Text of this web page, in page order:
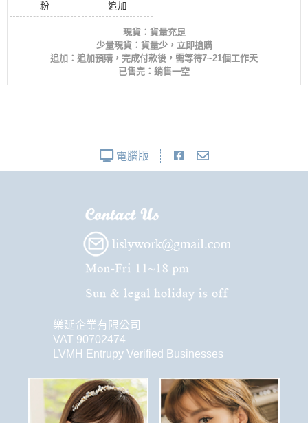
粉 追加
現貨：貨量充足
少量現貨：貨量少，立即搶購
追加：追加預購，完成付款後，需等待7~21個工作天
已售完：銷售一空
電腦版
樂延企業有限公司
VAT 90702474
LVMH Entrupy Verified Businesses